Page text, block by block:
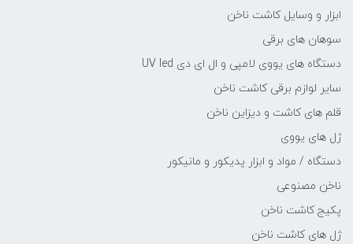
ابزار و وسایل کاشت ناخن
سوهان های برقی
دستگاه های یووی لامپی و ال ای دی UV led
سایر لوازم برقی کاشت ناخن
قلم های کاشت و دیزاین ناخن
ژل های یووی
دستگاه / مواد و ابزار پدیکور و مانیکور
ناخن مصنوعی
پکیج کاشت ناخن
ژل های کاشت ناخن